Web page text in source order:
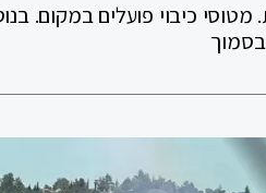
כיבוי פועלים במקום.